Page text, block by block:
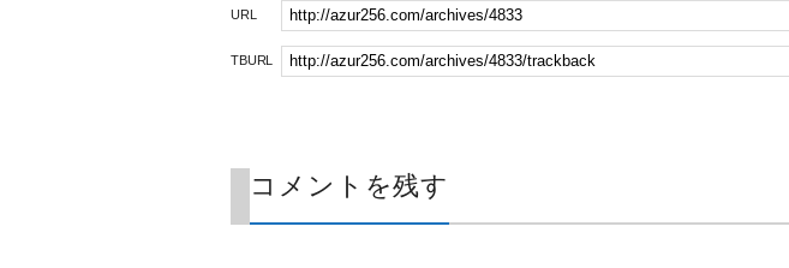
URL
TBURL
コメントを残す